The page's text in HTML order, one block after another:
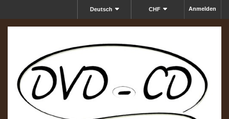
Anmelden
CHF
Deutsch